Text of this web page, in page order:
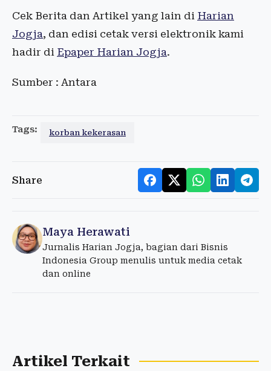
Cek Berita dan Artikel yang lain di Harian
Jogja, dan edisi cetak versi elektronik kami
hadir di Epaper Harian Jogja.
Sumber : Antara
Tags: korban kekerasan
Share
Maya Herawati
Jurnalis Harian Jogja, bagian dari Bisnis
Indonesia Group menulis untuk media cetak
dan online
Artikel Terkait